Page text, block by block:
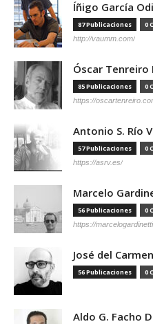
Íñigo García
87 Publicaciones 0
http://vaumm.com/
Óscar Tenreiro
85 Publicaciones 0
https://
Antonio S. Río
57 Publicaciones 0
https://asrv.es/
Marcelo
56 Publicaciones 0
https://
José del
56 Publicaciones 0
Aldo G. Facho